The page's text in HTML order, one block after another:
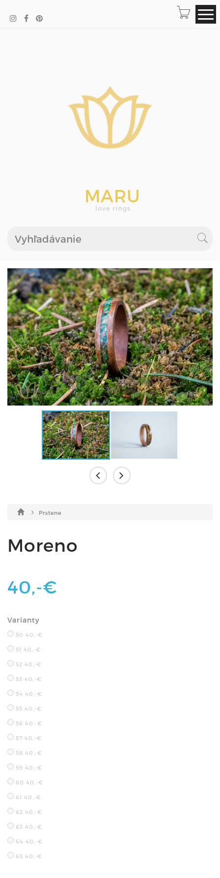
MARU
love rings
Prstene
Moreno
40,-€
Varianty
50 40,-€
51 40,-€
52 40,-€
53 40,-€
54 40,-€
55 40,-€
56 40,-€
57 40,-€
58 40,-€
59 40,-€
60 40,-€
61 40,-€
62 40,-€
63 40,-€
64 40,-€
65 40,-€